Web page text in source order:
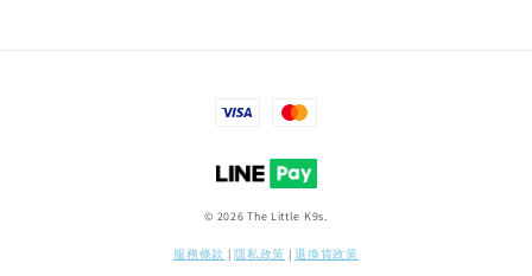
© 2026 The Little K9s.
服務條款 | 隱私政策 |退換貨政策